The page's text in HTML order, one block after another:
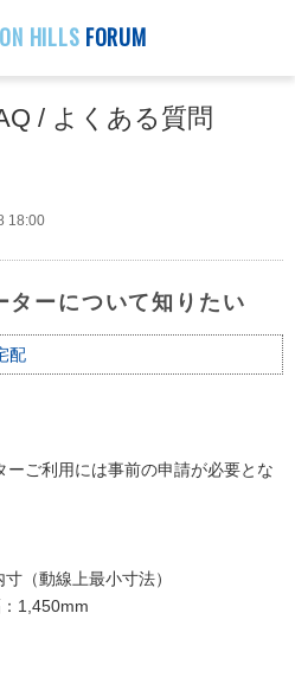
HILLS FORUM
/ よくある質問
18:00
ターについて知りたい
配
ご利用には事前の申請が必要とな
（動線上最小寸法）
1,450mm